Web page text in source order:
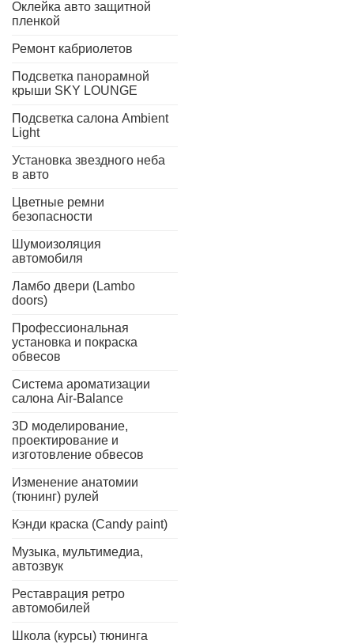
Оклейка авто защитной
пленкой
Ремонт кабриолетов
Подсветка панорамной
крыши SKY LOUNGE
Подсветка салона Ambient
Light
Установка звездного неба
в авто
Цветные ремни
безопасности
Шумоизоляция
автомобиля
Ламбо двери (Lambo
doors)
Профессиональная
установка и покраска
обвесов
Система ароматизации
салона Air-Balance
3D моделирование,
проектирование и
изготовление обвесов
Изменение анатомии
(тюнинг) рулей
Кэнди краска (Candy paint)
Музыка, мультимедиа,
автозвук
Реставрация ретро
автомобилей
Школа (курсы) тюнинга